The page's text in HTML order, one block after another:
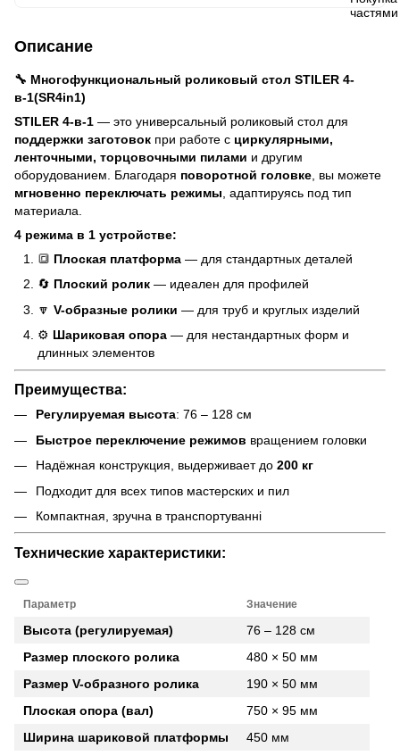
Описание
🔧 Многофункциональный роликовый стол STILER 4-
в-1(SR4in1)
STILER 4-в-1 — это универсальный роликовый стол для
поддержки заготовок при работе с циркулярными,
ленточными, торцовочными пилами и другим
оборудованием. Благодаря поворотной головке , вы можете
мгновенно переключать режимы , адаптируясь под тип
материала.
4 режима в 1 устройстве:
🔳 Плоская платформа — для стандартных деталей
🔄 Плоский ролик — идеален для профилей
🔽 V-образные ролики — для труб и круглых изделий
⚙️ Шариковая опора — для нестандартных форм и
длинных элементов
Преимущества:
Регулируемая высота: 76 – 128 см
Быстрое переключение режимов вращением головки
Надёжная конструкция, выдерживает до 200 кг
Подходит для всех типов мастерских и пил
Компактная, зручна в транспортуванні
Технические характеристики:
Параметр Значение
Высота (регулируемая)
76 – 128 см
Размер плоского ролика
480 × 50 мм
Размер V-образного ролика
190 × 50 мм
Плоская опора (вал)
750 × 95 мм
Ширина шариковой платформы
450 мм